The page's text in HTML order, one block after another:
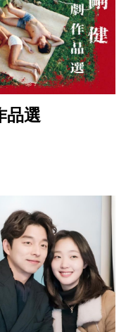
品選